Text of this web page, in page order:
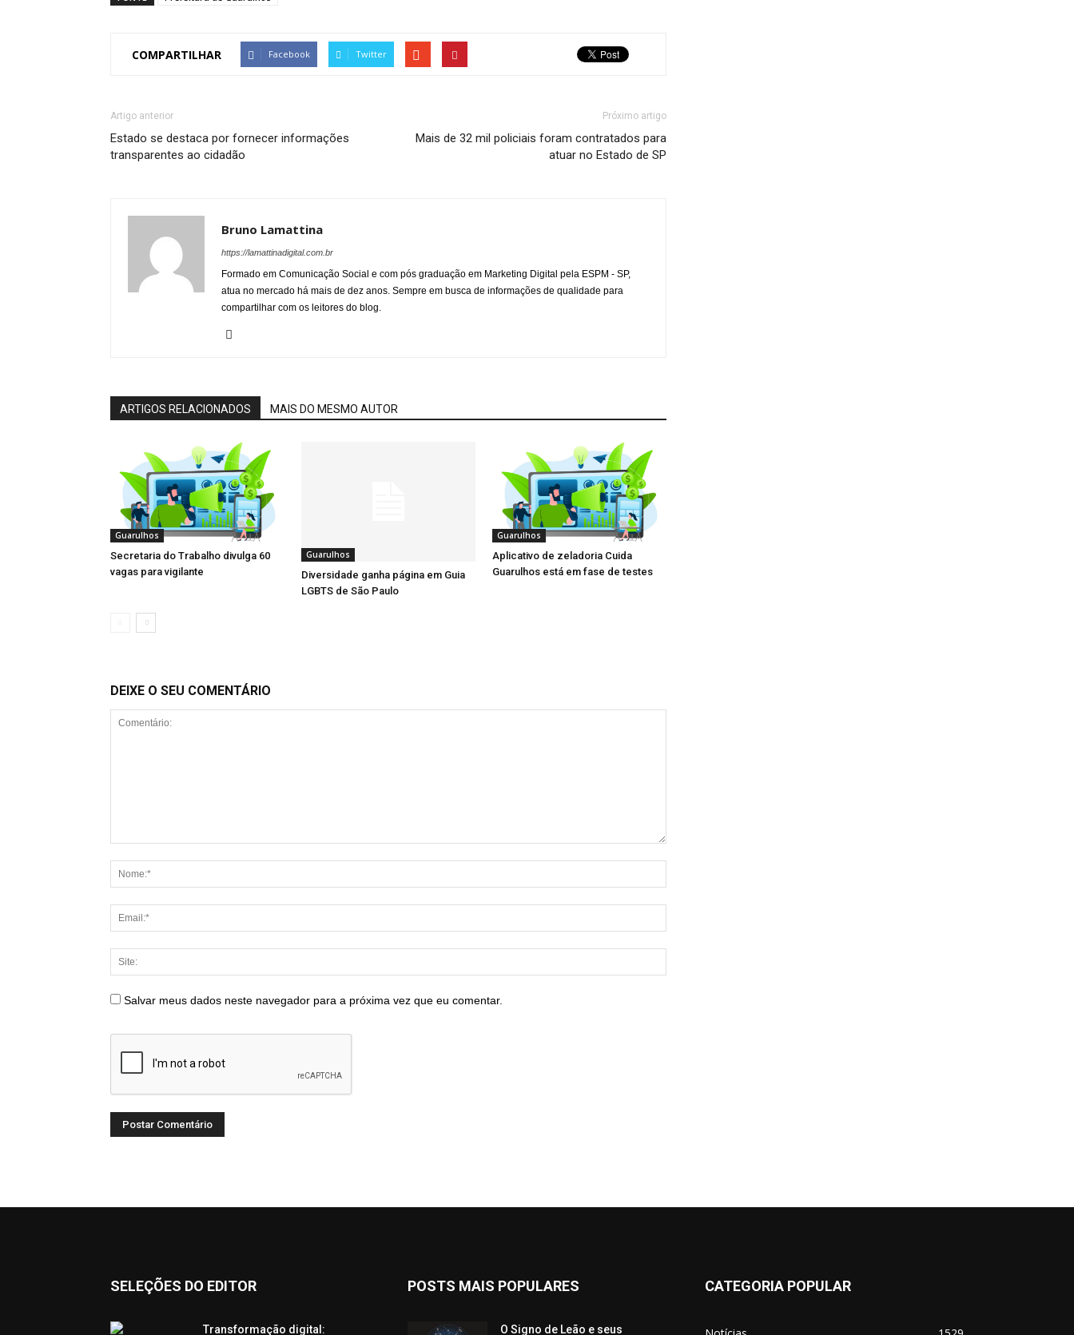
COMPARTILHAR Facebook Twitter
Artigo anterior
Estado se destaca por fornecer informações
transparentes ao cidadão
Próximo artigo
Mais de 32 mil policiais foram contratados para
atuar no Estado de SP
Bruno Lamattina
https://lamattinadigital.com.br
Formado em Comunicação Social e com pós graduação em Marketing Digital pela ESPM - SP,
atua no mercado há mais de dez anos. Sempre em busca de informações de qualidade para
compartilhar com os leitores do blog.
ARTIGOS RELACIONADOS MAIS DO MESMO AUTOR
Guarulhos
Secretaria do Trabalho divulga 60
vagas para vigilante
Guarulhos
Diversidade ganha página em Guia
LGBTS de São Paulo
Guarulhos
Aplicativo de zeladoria Cuida
Guarulhos está em fase de testes
DEIXE O SEU COMENTÁRIO
Salvar meus dados neste navegador para a próxima vez que eu comentar.
SELEÇÕES DO EDITOR
Transformação digital:
POSTS MAIS POPULARES
O Signo de Leão e seus
CATEGORIA POPULAR